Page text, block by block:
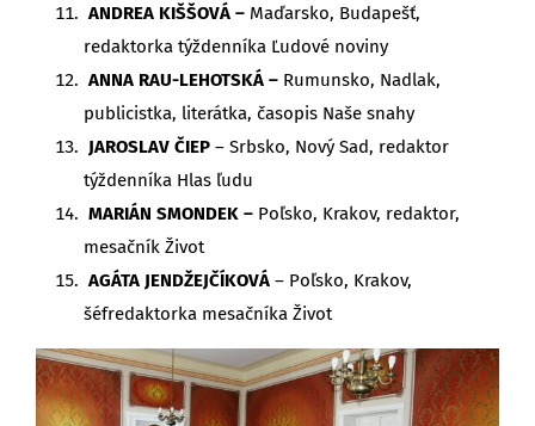
ANDREA KIŠŠOVÁ – Maďarsko, Budapešť,
redaktorka týždenníka Ľudové noviny
ANNA RAU-LEHOTSKÁ – Rumunsko, Nadlak,
publicistka, literátka, časopis Naše snahy
JAROSLAV ČIEP – Srbsko, Nový Sad, redaktor
týždenníka Hlas ľudu
MARIÁN SMONDEK – Poľsko, Krakov, redaktor,
mesačník Život
AGÁTA JENDŽEJČÍKOVÁ – Poľsko, Krakov,
šéfredaktorka mesačníka Život